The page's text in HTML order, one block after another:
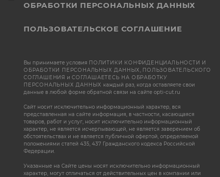
ОБРАБОТКИ ПЕРСОНАЛЬНЫХ ДАННЫХ
ПОЛЬЗОВАТЕЛЬСКОЕ СОГЛАШЕНИЕ
Вы принимаете условия ПОЛИТИКИ КОНФИДЕНЦИАЛЬНОСТИ И
ОБРАБОТКИ ПЕРСОНАЛЬНЫХ ДАННЫХ, ПОЛЬЗОВАТЕЛЬСКОГО
СОГЛАШЕНИЯ иСОГЛАШАЕТЕСЬ НА ОБРАБОТКУ
ПЕРСОНАЛЬНЫХ ДАННЫХ каждый раз, когда оставляете свои
данные в любой форме обратной связи на сайте opti-cut.ru
Сайт носит исключительно информационный характер, вся
представленная на сайте информация, в частности, касающаяся
товаров, работ и услуг, носит исключительно информационный
характер, не является исчерпывающей, не является заверением об
обстоятельствах и не является публичной офертой, определяемой
положениями статей 435, 437 Гражданского кодекса Российской
Федерации.
Указанные на Сайте цены носят исключительно информационный
характер, могут отличаться от действительных цен в компании или